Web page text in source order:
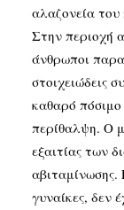
αλαζονεία
Στην περιοχή
άνθρωποι
στοιχειώδεις
καθαρό
περίθαλψη. Ο
εξαιτίας των
γυναίκες, δεν